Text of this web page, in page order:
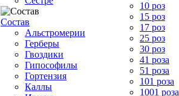
Состав
Альстромерии
Герберы
Гвоздики
Гипософилы
Гортензия
Каллы
10 роз
15 роз
17 роз
25 роз
30 роз
41 роза
51 роза
101 роза
1001 роза